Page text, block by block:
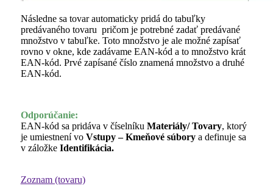
Následne sa tovar automaticky pridá do tabuľky
predávaného tovaru pričom je potrebné zadať predávané
množstvo v tabuľke. Toto množstvo je ale možné zapísať
rovno v okne, kde zadávame EAN-kód a to množstvo krát
EAN-kód. Prvé zapísané číslo znamená množstvo a druhé
EAN-kód.
Odporúčanie:
EAN-kód sa pridáva v číselníku Materiály/ Tovary, ktorý
je umiestnení vo Vstupy – Kmeňové súborya definuje sa
v záložke Identifikácia.
Zoznam (tovaru)